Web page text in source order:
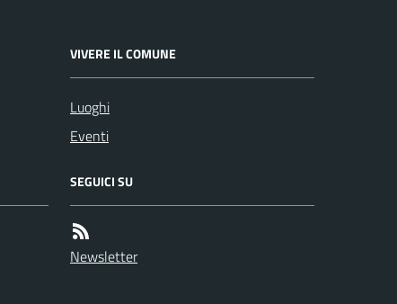
VIVERE IL COMUNE
Luoghi
Eventi
SEGUICI SU
Newsletter